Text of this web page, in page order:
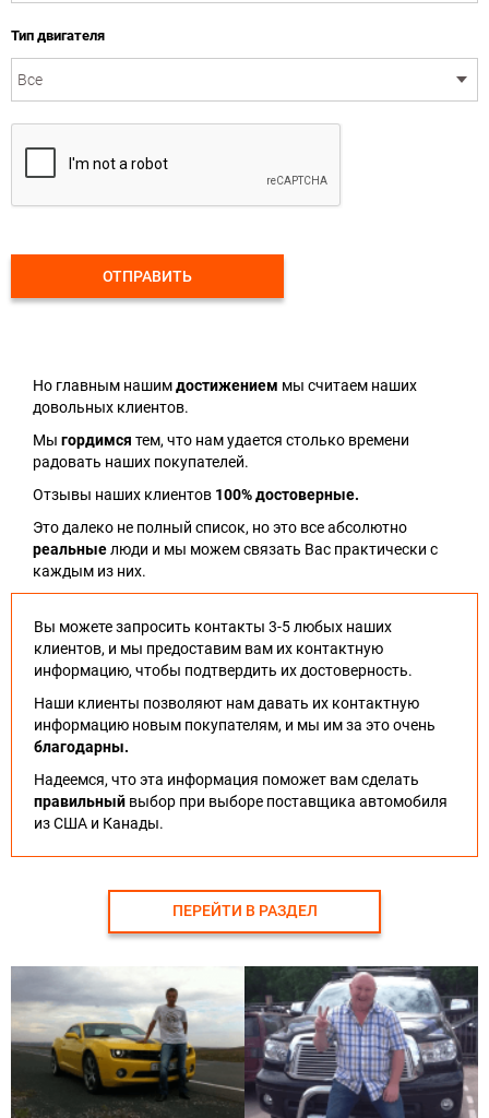
Тип двигателя
ОТПРАВИТЬ
Но главным нашимдостижением мы считаем наших
довольных клиентов.
Мы гордимся тем, что нам удается столько времени
радовать наших покупателей.
Отзывы наших клиентов 100% достоверные.
Это далеко не полный список, но это все абсолютно
реальныелюди и мы можем связать Вас практически с
каждым из них.
Вы можете запросить контакты 3-5 любых наших
клиентов, и мы предоставим вам их контактную
информацию, чтобы подтвердить их достоверность.
Наши клиенты позволяют нам давать их контактную
информацию новым покупателям, и мы им за это очень
благодарны.
Надеемся, что эта информация поможет вам сделать
правильный выбор при выборе поставщика автомобиля
из США и Канады.
ПЕРЕЙТИ В РАЗДЕЛ